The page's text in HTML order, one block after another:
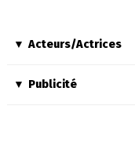
Acteurs/Actrices
Publicité